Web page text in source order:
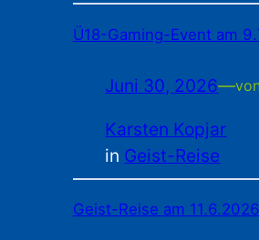
Ü18-Gaming-Event am
Juni 30, 2026—von
Karsten Kopjar
in Geist-Reise
Geist-Reise am 11.6.2026